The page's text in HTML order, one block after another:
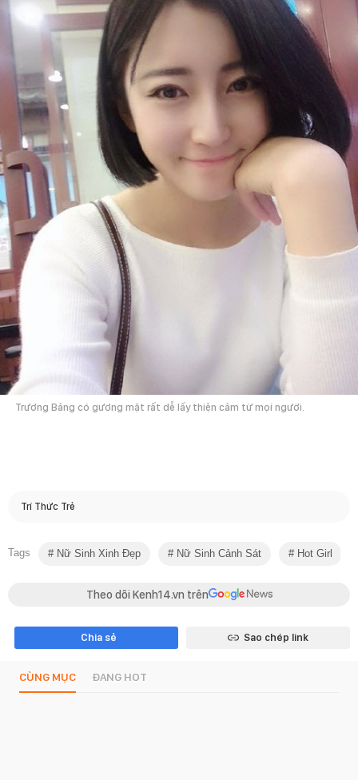
Trương Bảng có gương mặt rất dễ lấy thiện cảm từ mọi người.
Trí Thức Trẻ
Tags Nữ Sinh Xinh Đẹp Nữ Sinh Cảnh Sát Hot Girl
Theo dõi Kenh14.vn trên
Chia sẻ Sao chép link
CÙNG MỤC ĐANG HOT